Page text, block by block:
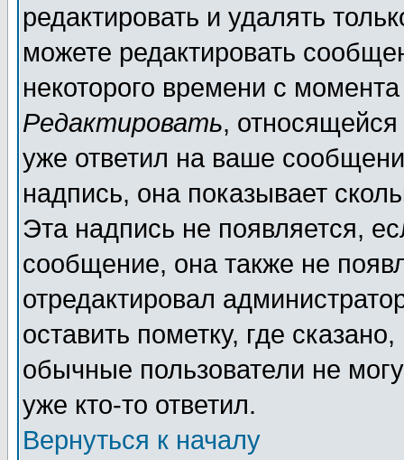
редактировать и удалять
можете редактировать
некоторого времени с
Редактировать,
уже ответил на ваше
надпись, она показывает
Эта надпись не появляется,
сообщение, она также не
отредактировал
оставить пометку, где
обычные пользователи не
уже кто-то ответил.
Вернуться к началу